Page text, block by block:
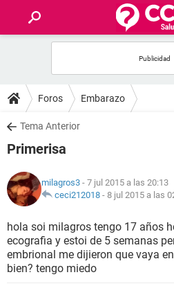
FOROS
SALUD
NUTRICIÓN
BIENESTAR
SEXUALIDAD
Foros Embarazo
Tema Anterior
Primerisa
milagros3 - 7 jul 2015 a las 20:13
ceci212018 - 8 jul 2015 a las
hola soi milagros tengo 17 años
ecografia y estoi de 5 semanas
embrional me dijieron que vaya
bien? tengo miedo